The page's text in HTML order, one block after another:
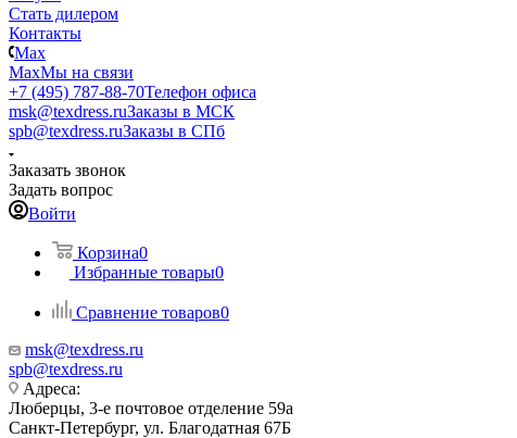
Стать дилером
Контакты
Max
MaxМы на связи
+7 (495) 787-88-70Телефон офиса
msk@texdress.ruЗаказы в МСК
spb@texdress.ruЗаказы в СПб
Заказать звонок
Задать вопрос
Войти
Корзина0
Избранные товары0
Сравнение товаров0
msk@texdress.ru
spb@texdress.ru
Адреса:
Люберцы, 3-е почтовое отделение 59а
Санкт-Петербург, ул. Благодатная 67Б